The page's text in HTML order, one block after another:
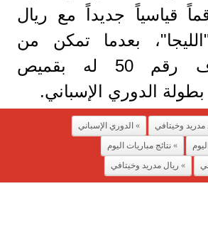
قياسياً جديداً مع ريال
بعدما تمكن من
صناعة الهدف رقم 50 له بقميص
الدوري الإسباني.
مدريد وخيتافي
الدوري الإسباني
نتائج مباريات اليوم
ريال مدريد وخيتافي